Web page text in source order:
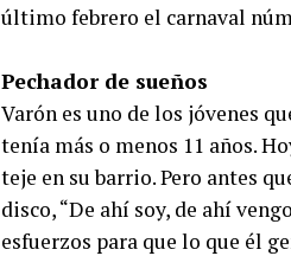
último febrero el carnaval
Pechador de sueños
Varón es uno de los jóvenes
tenía más o menos 11 años.
teje en su barrio. Pero antes
disco, “De ahí soy, de ahí
esfuerzos para que lo que él